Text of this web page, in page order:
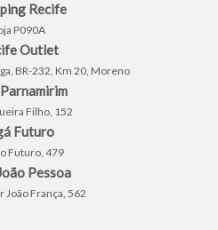
Recife
P090A
Outlet
BR-232, Km 20, Moreno
Filho, 152
Futuro
Futuro, 479
Pessoa
João França, 562